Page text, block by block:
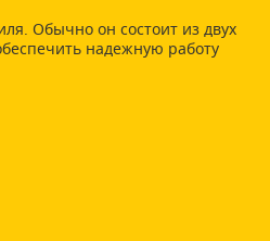
Обычно он состоит из двух
надежную работу